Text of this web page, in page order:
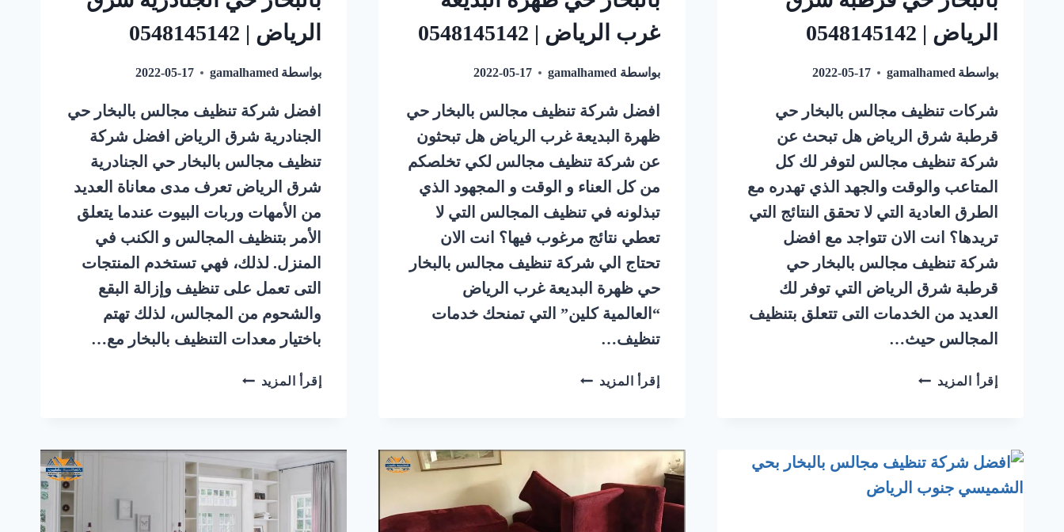
الرياض | 0548145142
بواسطة gamalhamed
2022-05-17
شركات تنظيف مجالس بالبخار حي
قرطبة شرق الرياض هل تبحث عن
شركة تنظيف مجالس لتوفر لك كل
المتاعب والوقت والجهد الذي تهدره مع
الطرق العادية التي لا تحقق النتائج التي
تريدها؟ انت الان تتواجد مع افضل
شركة تنظيف مجالس بالبخار حي
قرطبة شرق الرياض التي توفر لك
العديد من الخدمات التى تتعلق بتنظيف
المجالس حيث…
إقرأ المزيد شركة
حي
شرق
غرب الرياض | 0548145142
بواسطة gamalhamed
2022-05-17
افضل شركة تنظيف مجالس بالبخار حي
ظهرة البديعة غرب الرياض هل تبحثون
عن شركة تنظيف مجالس لكي تخلصكم
من كل العناء و الوقت و المجهود الذي
تبذلونه في تنظيف المجالس التي لا
تعطي نتائج مرغوب فيها؟ انت الان
تحتاج الي شركة تنظيف مجالس بالبخار
حي ظهرة البديعة غرب الرياض
“العالمية كلين” التي تمنحك خدمات
تنظيف…
إقرأ المزيد شركة
حي
البديعة
غرب
الرياض | 0548145142
بواسطة gamalhamed
2022-05-17
افضل شركة تنظيف مجالس بالبخار حي
الجنادرية شرق الرياض افضل شركة
تنظيف مجالس بالبخار حي الجنادرية
شرق الرياض تعرف مدى معاناة العديد
من الأمهات وربات البيوت عندما يتعلق
الأمر بتنظيف المجالس و الكنب في
المنزل. لذلك، فهي تستخدم المنتجات
التى تعمل على تنظيف وإزالة البقع
والشحوم من المجالس، لذلك تهتم
باختيار معدات التنظيف بالبخار مع…
إقرأ المزيد شركة
حي
الجنادرية
شرق
الرياض